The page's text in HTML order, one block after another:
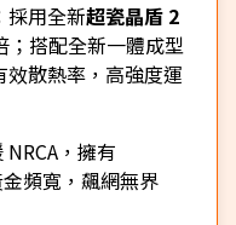
採用全新超瓷晶盾 2
；搭配全新一體成型
散熱率，高強度運
NRCA，擁有
頻寬，飆網無界